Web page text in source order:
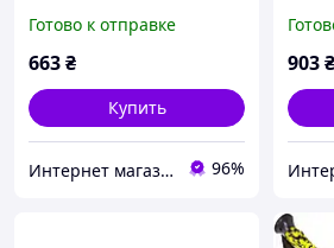
цвет салатовый
Готово к отправке
663₴
Купить
Интернет магазин SportOK 96%
цвет
903₴